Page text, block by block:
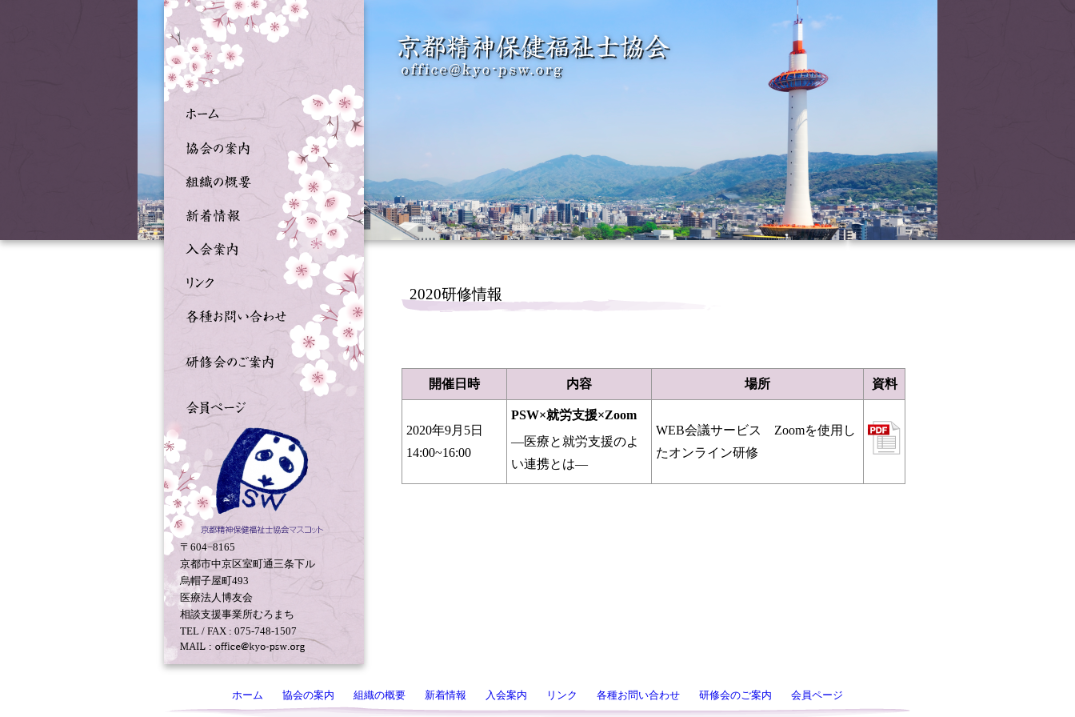
〒604−8165
京都市中京区室町通三条下ル
烏帽子屋町493
医療法人博友会
相談支援事業所むろまち
TEL / FAX : 075-748-1507
2020研修情報
開催日時 内容 場所 資料
2020年9月5日
14:00~16:00
PSW×就労支援×Zoom
―医療と就労支援のよ
い連携とは―
WEB会議サービス Zoomを使用し
たオンライン研修
ホーム 協会の案内 組織の概要 新着情報 入会案内 リンク 各種お問い合わせ 研修会のご案内 会員ページ